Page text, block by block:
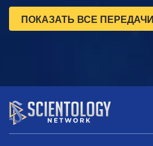
ПОКАЗАТЬ ВСЕ ПЕРЕДАЧИ